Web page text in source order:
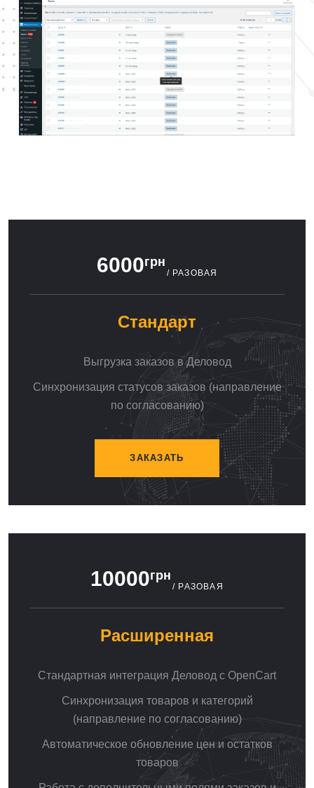
6000грн
/ РАЗОВАЯ
Стандарт
Выгрузка заказов в Деловод
Синхронизация статусов заказов (направление
по согласованию)
ЗАКАЗАТЬ
10000грн
/ РАЗОВАЯ
Расширенная
Стандартная интеграция Деловод с OpenCart
Синхронизация товаров и категорий
(направление по согласованию)
Автоматическое обновление цен и остатков
товаров